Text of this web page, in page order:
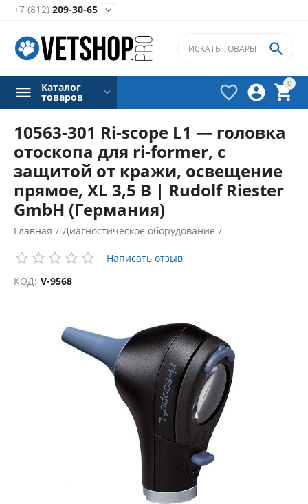
+7 (812) 209-30-65 
0




Каталог
товаров
10563-301 Ri-scope L1 — головка
отоскопа для ri-former, с
защитой от кражи, освещение
прямое, XL 3,5 B | Rudolf Riester
GmbH (Германия)
Главная / Диагностическое оборудование /
Диагностические наборы /
Аксессуары для диагностических наборов
Написать отзыв
КОД: V-9568